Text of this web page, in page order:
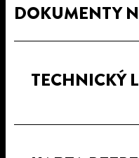
DOKUMENTY
TECHNICKÝ